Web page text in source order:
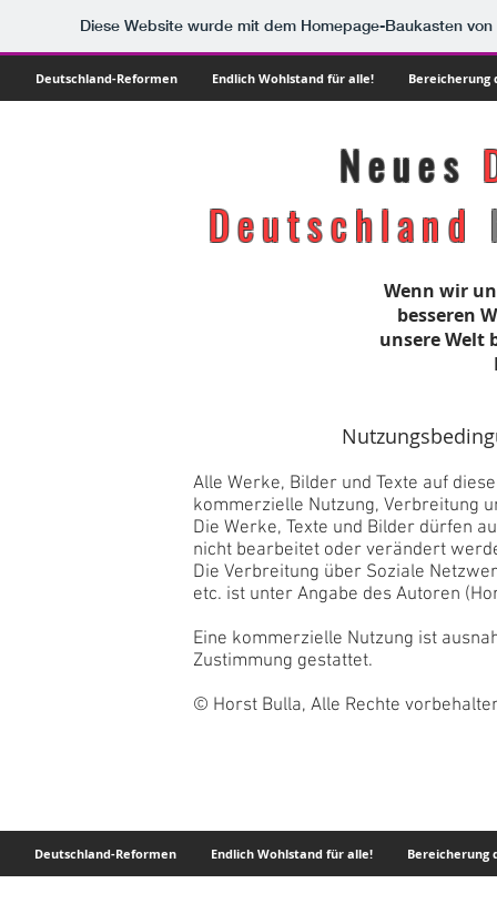
Diese Website wurde mit dem Homepage-Baukasten von
Deutschland-Reformen Endlich Wohlstand für alle! Bereicherung
Neues
Deutschland
Wenn wir
besseren
unsere Welt
Alle Werke, Bilder und Texte auf
kommerzielle Nutzung, Verbreitung
Die Werke, Texte und Bilder dürfen
nicht bearbeitet oder verändert
Die Verbreitung über Soziale
etc. ist unter Angabe des Autoren
Eine kommerzielle Nutzung ist
Zustimmung gestattet.
© Horst Bulla, Alle Rechte
Deutschland-Reformen Endlich Wohlstand für alle! Bereicherung